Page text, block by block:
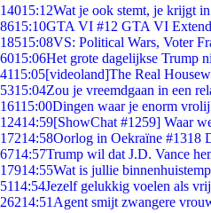
14015:12Wat je ook stemt, je krijgt
8615:10GTA VI #12 GTA VI
18515:08VS: Political Wars, Voter
6015:06Het grote dagelijkse Trump
4115:05[videoland]The Real
5315:04Zou je vreemdgaan in een
16115:00Dingen waar je enorm
12414:59[ShowChat #1259] Waar
17214:58Oorlog in Oekraïne #1318
6714:57Trump wil dat J.D. Vance
17914:55Wat is jullie
5114:54Jezelf gelukkig voelen als
26214:51 Agent smijt zwangere